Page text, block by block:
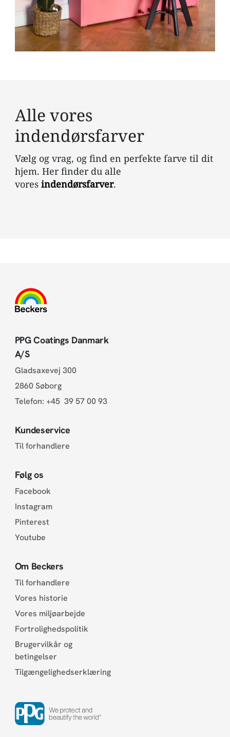
Alle vores
indendørsfarver
Vælg og vrag, og find en perfekte farve til dit
hjem. Her finder du alle
vores indendørsfarver.
PPG Coatings Danmark
A/S
Gladsaxevej 300
2860 Søborg
Telefon: +45 39 57 00 93
Kundeservice
Til forhandlere
Følg os
Facebook
Instagram
Pinterest
Youtube
Om Beckers
Til forhandlere
Vores historie
Vores miljøarbejde
Fortrolighedspolitik
Brugervilkår og
betingelser
Tilgængelighedserklæring